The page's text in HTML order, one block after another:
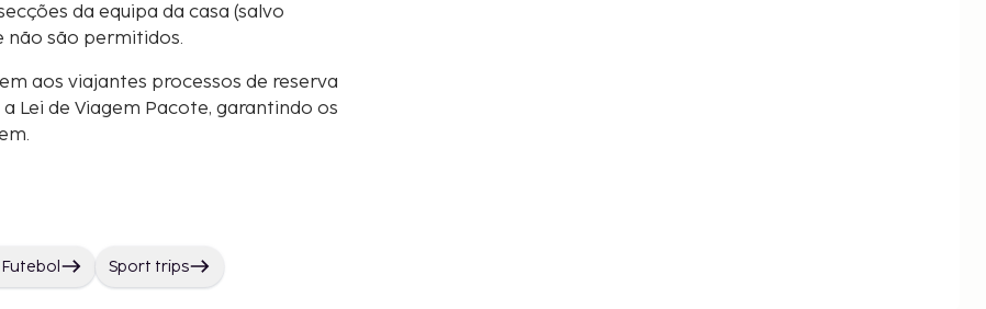
da equipa da casa (salvo
não são permitidos.
aos viajantes processos de reserva
Lei de Viagem Pacote, garantindo os
Sport trips